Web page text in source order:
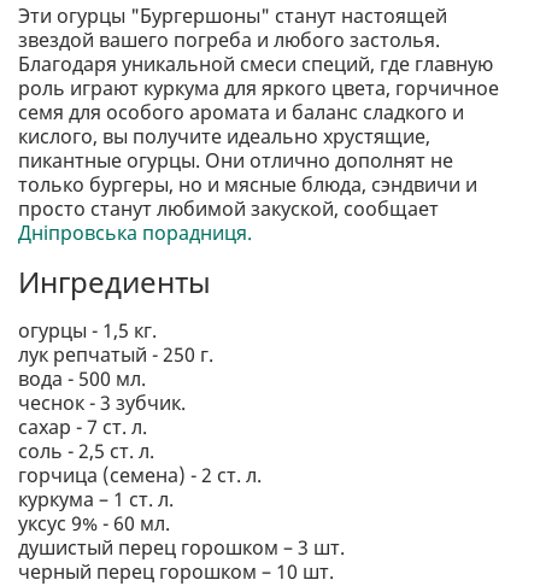
Эти огурцы "Бургершоны" станут настоящей
звездой вашего погреба и любого застолья.
Благодаря уникальной смеси специй, где главную
роль играют куркума для яркого цвета, горчичное
семя для особого аромата и баланс сладкого и
кислого, вы получите идеально хрустящие,
пикантные огурцы. Они отлично дополнят не
только бургеры, но и мясные блюда, сэндвичи и
просто станут любимой закуской, сообщает
Дніпровська порадниця.
Ингредиенты
огурцы - 1,5 кг.
лук репчатый - 250 г.
вода - 500 мл.
чеснок - 3 зубчик.
сахар - 7 ст. л.
соль - 2,5 ст. л.
горчица (семена) - 2 ст. л.
куркума – 1 ст. л.
уксус 9% - 60 мл.
душистый перец горошком – 3 шт.
черный перец горошком – 10 шт.